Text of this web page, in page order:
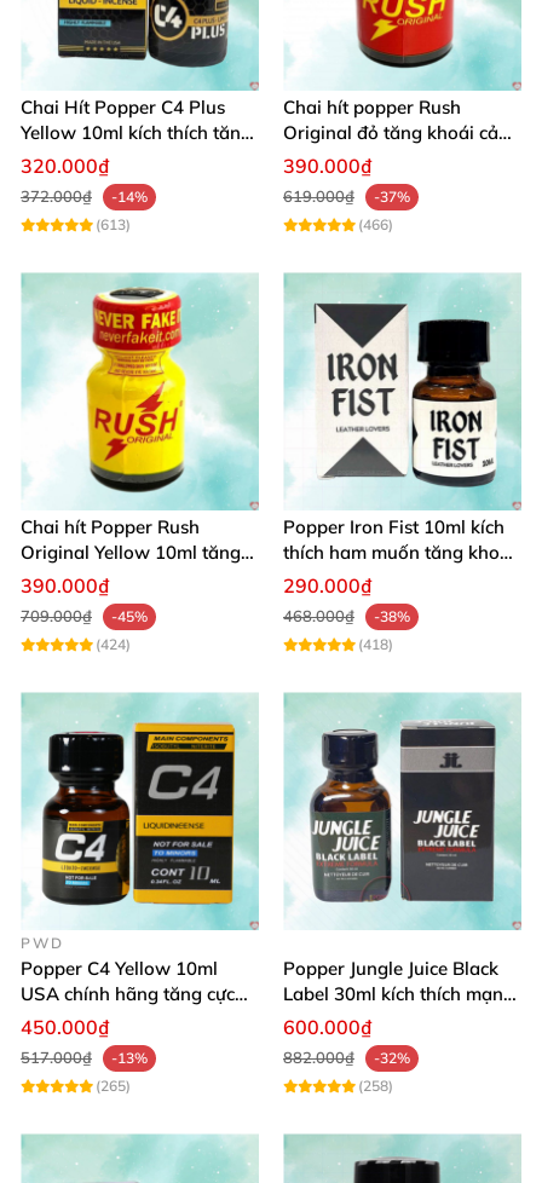
Chai Hít Popper C4 Plus
Yellow 10ml kích thích tăng
ham muốn nhanh
320.000₫
372.000₫
-14%
(613)
Chai hít popper Rush
Original đỏ tăng khoái cảm
quan hệ mạnh
390.000₫
619.000₫
-37%
(466)
Chai hít Popper Rush
Original Yellow 10ml tăng
ham muốn mạnh
390.000₫
709.000₫
-45%
(424)
Popper Iron Fist 10ml kích
thích ham muốn tăng khoái
cảm mạnh
290.000₫
468.000₫
-38%
(418)
PWD
Popper C4 Yellow 10ml
USA chính hãng tăng cực
khoái mạnh mẽ
450.000₫
517.000₫
-13%
(265)
Popper Jungle Juice Black
Label 30ml kích thích mạnh
mẽ cực đỉnh
600.000₫
882.000₫
-32%
(258)